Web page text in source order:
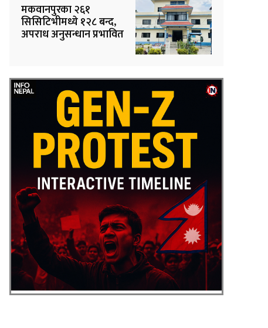
मकवानपुरका २६१
सिसिटिभीमध्ये १२८ बन्द,
अपराध अनुसन्धान प्रभावित